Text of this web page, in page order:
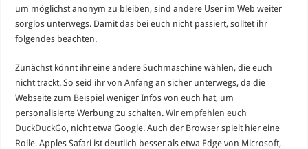
um möglichst anonym zu bleiben, sind andere User im Web weiter
sorglos unterwegs. Damit das bei euch nicht passiert, solltet ihr
folgendes beachten.
Zunächst könnt ihr eine andere Suchmaschine wählen, die euch
nicht trackt. So seid ihr von Anfang an sicher unterwegs, da die
Webseite zum Beispiel weniger Infos von euch hat, um
personalisierte Werbung zu schalten.Wir empfehlen euch
DuckDuckGo, nicht etwa Google. Auch der Browser spielt hier eine
Rolle. Apples Safari ist deutlich besser als etwa Edge von Microsoft,